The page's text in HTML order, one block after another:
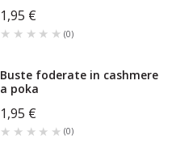
1,95 €
★★★★★
★★★★★ (0)
Buste foderate in cashmere
a poka
1,95 €
★★★★★
★★★★★ (0)